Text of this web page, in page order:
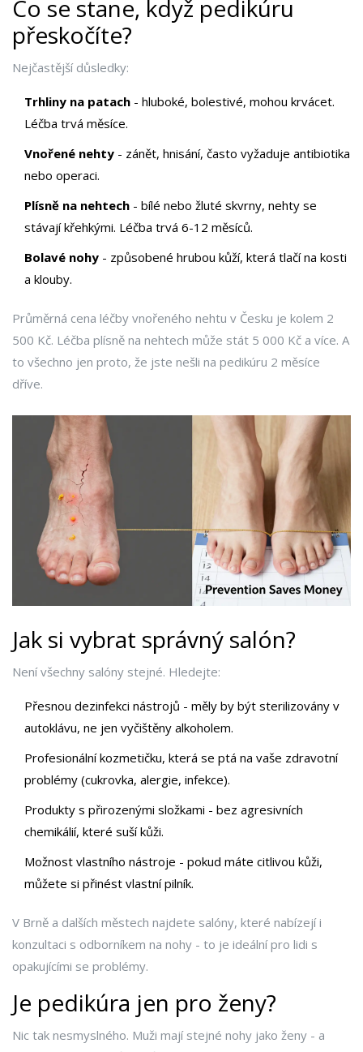
Co se stane, když pedikúru
přeskočíte?
Nejčastější důsledky:
Trhliny na patach - hluboké, bolestivé, mohou krvácet.
Léčba trvá měsíce.
Vnořené nehty - zánět, hnisání, často vyžaduje antibiotika
nebo operaci.
Plísně na nehtech - bílé nebo žluté skvrny, nehty se
stávají křehkými. Léčba trvá 6-12 měsíců.
Bolavé nohy - způsobené hrubou kůží, která tlačí na kosti
a klouby.
Průměrná cena léčby vnořeného nehtu v Česku je kolem 2
500 Kč. Léčba plísně na nehtech může stát 5 000 Kč a více. A
to všechno jen proto, že jste nešli na pedikúru 2 měsíce
dříve.
Jak si vybrat správný salón?
Není všechny salóny stejné. Hledejte:
Přesnou dezinfekci nástrojů - měly by být sterilizovány v
autoklávu, ne jen vyčištěny alkoholem.
Profesionální kozmetičku, která se ptá na vaše zdravotní
problémy (cukrovka, alergie, infekce).
Produkty s přirozenými složkami - bez agresivních
chemikálií, které suší kůži.
Možnost vlastního nástroje - pokud máte citlivou kůži,
můžete si přinést vlastní pilník.
V Brně a dalších městech najdete salóny, které nabízejí i
konzultaci s odborníkem na nohy - to je ideální pro lidi s
opakujícími se problémy.
Je pedikúra jen pro ženy?
Nic tak nesmyslného. Muži mají stejné nohy jako ženy - a